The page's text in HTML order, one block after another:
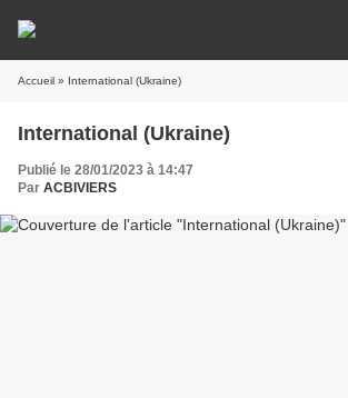
Accueil » International (Ukraine)
International (Ukraine)
Publié le 28/01/2023 à 14:47
Par ACBIVIERS